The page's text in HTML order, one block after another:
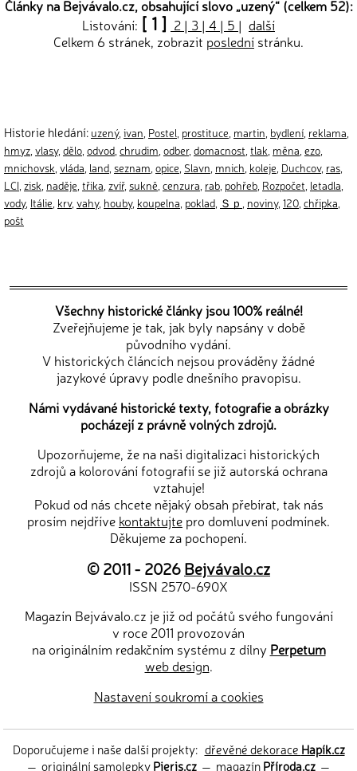
Články na Bejvávalo.cz, obsahující slovo „uzený“ (celkem 52):
Listování: [ 1 ] 2 | 3 | 4 | 5 | další
Celkem 6 stránek, zobrazit poslední stránku.
Historie hledání: uzený, ivan Postel prostituce martin bydlení reklama
hmyz vlasy, dělo odvod chrudim odber, domacnost tlak měna ezo
mnichovsk vláda land seznam opice Slavn mnich koleje Duchcov, ras
LCI zisk naděje třika zvíř, sukně cenzura rab pohřeb Rozpočet letadla
vody, Itálie krv, vahy, houby, koupelna poklad Ｓｐ noviny, 120 chřipka
pošt
Všechny historické články jsou 100% reálné!
Zveřejňujeme je tak, jak byly napsány v době
původního vydání.
V historických článcích nejsou prováděny žádné
jazykové úpravy podle dnešního pravopisu.
Námi vydávané historické texty, fotografie a obrázky
pocházejí z právně volných zdrojů.
Upozorňujeme, že na naši digitalizaci historických
zdrojů a kolorování fotografií se již autorská ochrana
vztahuje!
Pokud od nás chcete nějaký obsah přebírat, tak nás
prosím nejdříve kontaktujte pro domluvení podmínek.
Děkujeme za pochopení.
© 2011 - 2026Bejvávalo.cz
ISSN 2570-690X
Magazín Bejvávalo.cz je již od počátů svého fungování
v roce 2011 provozován
na originálním redakčním systému z dílny Perpetum
web design.
Nastavení soukromí a cookies
Doporučujeme i naše další projekty: dřevěné dekorace Hapík.cz
— originální samolepkyPieris.cz — magazínPříroda.cz —